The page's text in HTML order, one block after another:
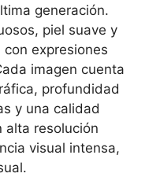
generación.
piel suave y
expresiones
imagen cuenta
profundidad
y una calidad
alta resolución
visual intensa,